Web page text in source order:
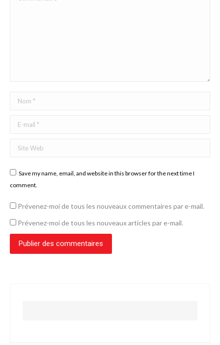
Nom *
E-mail *
Site Web
Save my name, email, and website in this browser for the next time I
comment.
Prévenez-moi de tous les nouveaux commentaires par e-mail.
Prévenez-moi de tous les nouveaux articles par e-mail.
Publier des commentaires